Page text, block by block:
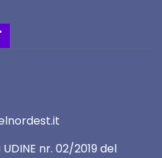
nr. 02/2019 del